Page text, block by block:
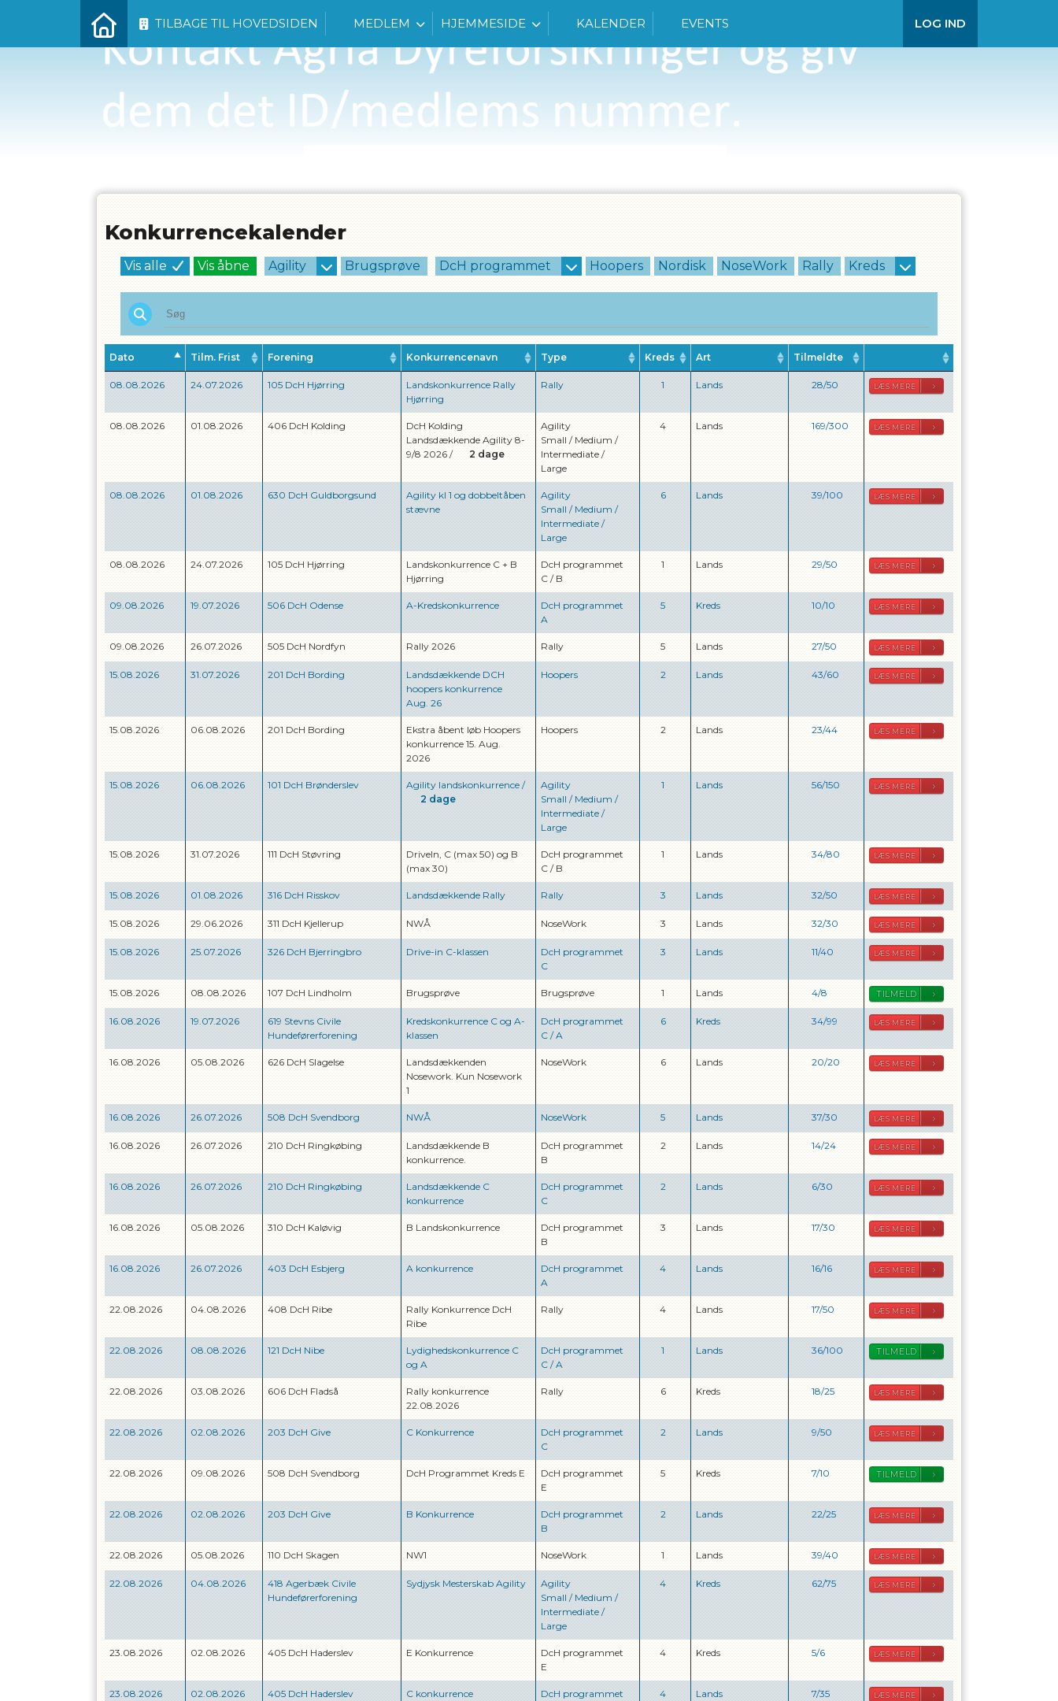
TILBAGE TIL HOVEDSIDEN MEDLEM HJEMMESIDE KALENDER EVENTS LOG IND
Konkurrencekalender
Vis alle Vis åbne Agility Brugsprøve DcH programmet Hoopers Nordisk NoseWork Rally Kreds
Dato Tilm. Frist Forening Konkurrencenavn Type Kreds Art Tilmeldte
08.08.2026 24.07.2026 105 DcH Hjørring
Landskonkurrence Rally
Hjørring
Rally 1 Lands 28/50 LÆS MERE
08.08.2026 01.08.2026 406 DcH Kolding
DcH Kolding
Landsdækkende Agility 8-
9/8 2026 / 2 dage
Agility
Small / Medium /
Intermediate /
Large
4 Lands 169/300 LÆS MERE
08.08.2026 01.08.2026 630 DcH Guldborgsund
Agility kl 1 og dobbeltåben
stævne
Agility
Small / Medium /
Intermediate /
Large
6 Lands 39/100 LÆS MERE
08.08.2026 24.07.2026 105 DcH Hjørring
Landskonkurrence C + B
Hjørring
DcH programmet
C / B
1 Lands 29/50 LÆS MERE
09.08.2026 19.07.2026 506 DcH Odense A-Kredskonkurrence
DcH programmet
A
5 Kreds 10/10 LÆS MERE
09.08.2026 26.07.2026 505 DcH Nordfyn Rally 2026 Rally 5 Lands 27/50 LÆS MERE
15.08.2026 31.07.2026 201 DcH Bording
Landsdækkende DCH
hoopers konkurrence
Aug. 26
Hoopers 2 Lands 43/60 LÆS MERE
15.08.2026 06.08.2026 201 DcH Bording
Ekstra åbent løb Hoopers
konkurrence 15. Aug.
2026
Hoopers 2 Lands 23/44 LÆS MERE
15.08.2026 06.08.2026 101 DcH Brønderslev Agility landskonkurrence /
2 dage
Agility
Small / Medium /
Intermediate /
Large
1 Lands 56/150 LÆS MERE
15.08.2026 31.07.2026 111 DcH Støvring
DriveIn, C (max 50) og B
(max 30)
DcH programmet
C / B
1 Lands 34/80 LÆS MERE
15.08.2026 01.08.2026 316 DcH Risskov Landsdækkende Rally Rally 3 Lands 32/50 LÆS MERE
15.08.2026 29.06.2026 311 DcH Kjellerup NWÅ NoseWork 3 Lands 32/30 LÆS MERE
15.08.2026 25.07.2026 326 DcH Bjerringbro Drive-in C-klassen
DcH programmet
C
3 Lands 11/40 LÆS MERE
15.08.2026 08.08.2026 107 DcH Lindholm Brugsprøve Brugsprøve 1 Lands 4/8 TILMELD
16.08.2026 19.07.2026
619 Stevns Civile
Hundeførerforening
Kredskonkurrence C og A-
klassen
DcH programmet
C /A
6 Kreds 34/99 LÆS MERE
16.08.2026 05.08.2026 626 DcH Slagelse
Landsdækkenden
Nosework. Kun Nosework
1
NoseWork 6 Lands 20/20 LÆS MERE
16.08.2026 26.07.2026 508 DcH Svendborg NWÅ NoseWork 5 Lands 37/30 LÆS MERE
16.08.2026 26.07.2026 210 DcH Ringkøbing
Landsdækkende B
konkurrence.
DcH programmet
B
2 Lands 14/24 LÆS MERE
16.08.2026 26.07.2026 210 DcH Ringkøbing
Landsdækkende C
konkurrence
DcH programmet
C
2 Lands 6/30 LÆS MERE
16.08.2026 05.08.2026 310 DcH Kaløvig B Landskonkurrence
DcH programmet
B
3 Lands 17/30 LÆS MERE
16.08.2026 26.07.2026 403 DcH Esbjerg A konkurrence
DcH programmet
A
4 Lands 16/16 LÆS MERE
22.08.2026 04.08.2026 408 DcH Ribe
Rally Konkurrence DcH
Ribe
Rally 4 Lands 17/50 LÆS MERE
22.08.2026 08.08.2026 121 DcH Nibe
Lydighedskonkurrence C
og A
DcH programmet
C /A
1 Lands 36/100 TILMELD
22.08.2026 03.08.2026 606 DcH Fladså
Rally konkurrence
22.08.2026
Rally 6 Kreds 18/25 LÆS MERE
22.08.2026 02.08.2026 203 DcH Give C Konkurrence
DcH programmet
C
2 Lands 9/50 LÆS MERE
22.08.2026 09.08.2026 508 DcH Svendborg DcH Programmet Kreds E
DcH programmet
E
5 Kreds 7/10 TILMELD
22.08.2026 02.08.2026 203 DcH Give B Konkurrence
DcH programmet
B
2 Lands 22/25 LÆS MERE
22.08.2026 05.08.2026 110 DcH Skagen NW1 NoseWork 1 Lands 39/40 LÆS MERE
22.08.2026 04.08.2026
418 Agerbæk Civile
Hundeførerforening
Sydjysk Mesterskab Agility
Agility
Small / Medium /
Intermediate /
Large
4 Kreds 62/75 LÆS MERE
23.08.2026 02.08.2026 405 DcH Haderslev E Konkurrence
DcH programmet
E
4 Kreds 5/6 LÆS MERE
23.08.2026 02.08.2026 405 DcH Haderslev C konkurrence
DcH programmet
4 Lands 7/35 LÆS MERE